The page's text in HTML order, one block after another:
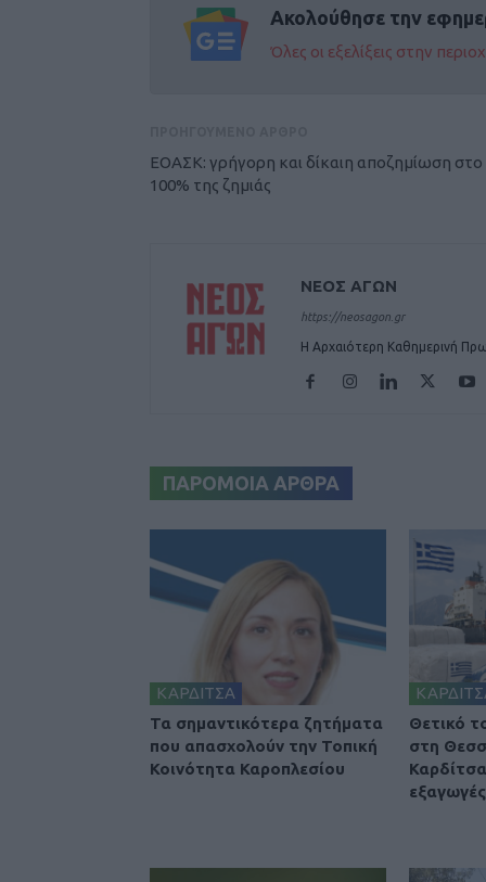
Ακολούθησε την
Όλες οι εξελίξεις στην
ΕΟΑΣΚ: γρήγορη και δίκαιη αποζημίωση στο
100% της ζημιάς
ΝΕΟΣ ΑΓΩΝ
https://neosagon.gr
Η Αρχαιότερη Καθημερινή
ΠΑΡΟΜΟΙΑ ΑΡΘΡΑ
ΚΑΡΔΙΤΣΑ
Τα σημαντικότερα ζητήματα
που απασχολούν την Τοπική
Κοινότητα Καροπλεσίου
Θετικό
στη